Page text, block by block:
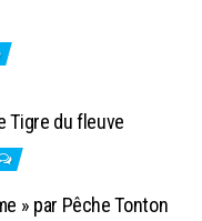
Tigre du fleuve
» par Pêche Tonton